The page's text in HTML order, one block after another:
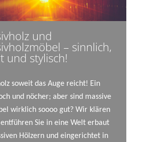
und
– sinnlich,
und stylisch!
soweit das Auge reicht! Ein
und nöcher; aber sind massive
wirklich soooo gut? Wir klären
Sie in eine Welt erbaut
Hölzern und eingerichtet in